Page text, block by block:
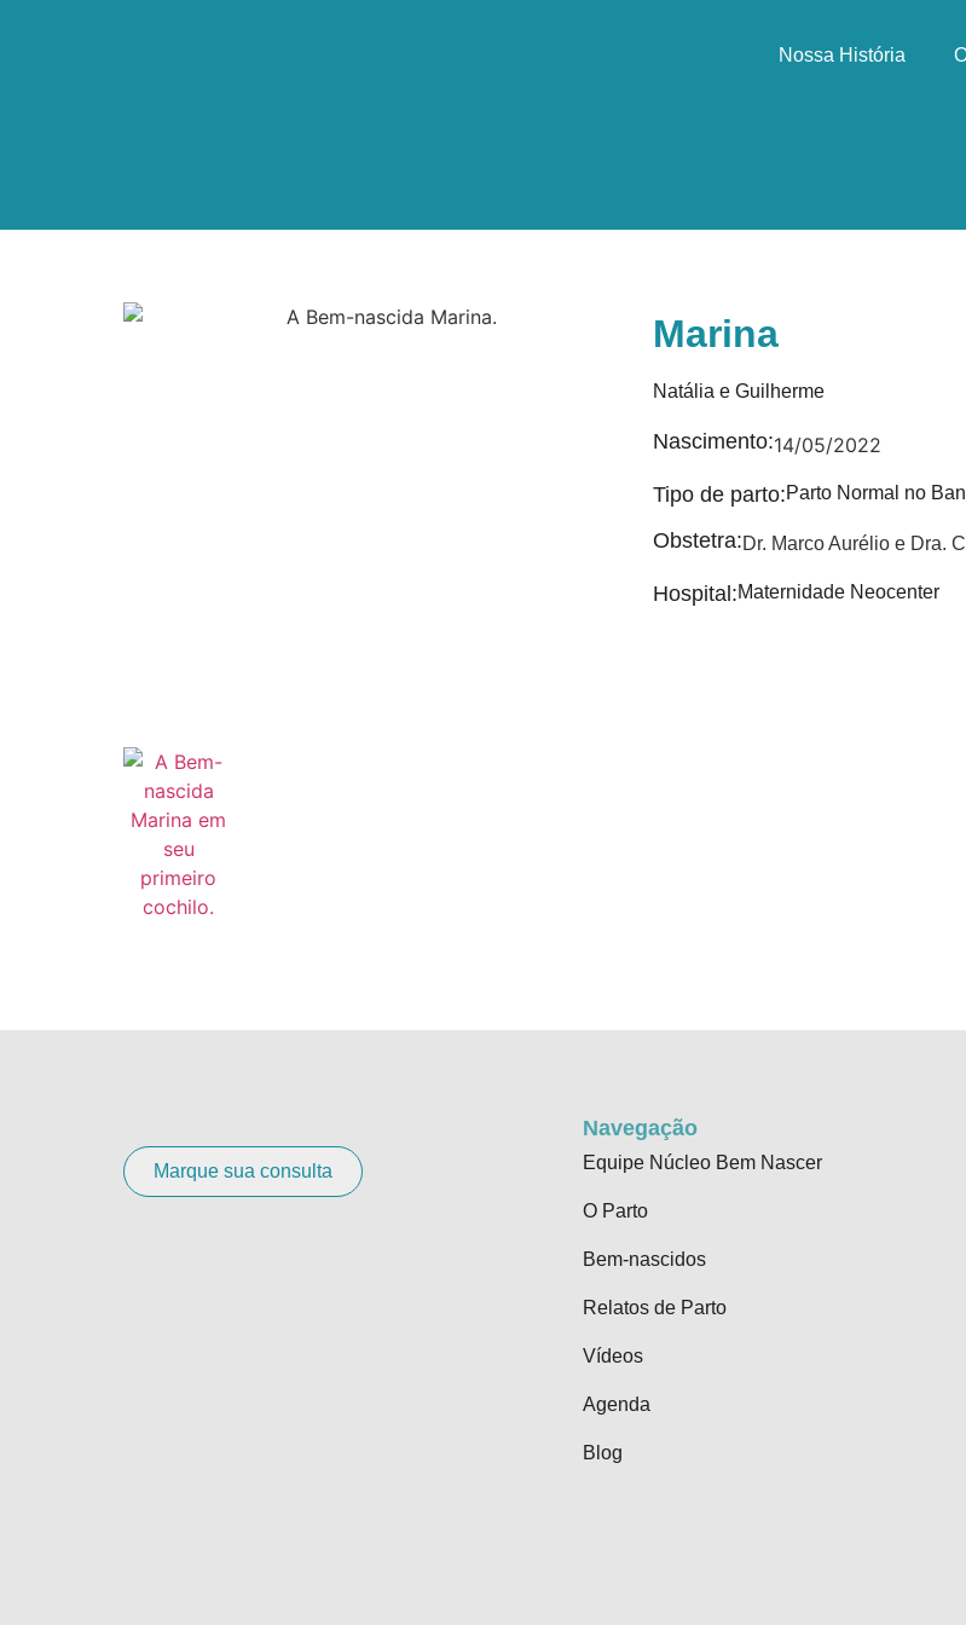
Nossa História
Marina
Natália e Guilherme
Nascimento:14/05/2022
Tipo de parto:Parto Normal no
Obstetra:Dr. Marco Aurélio e Dra.
Hospital:Maternidade Neocenter
Marque sua consulta
Navegação
Equipe Núcleo Bem Nascer
O Parto
Bem-nascidos
Relatos de Parto
Vídeos
Agenda
Blog